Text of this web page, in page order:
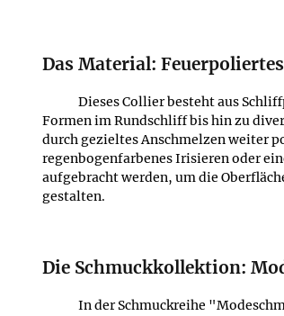
Das Material:
Dieses Collier besteht aus
Formen im Rundschliff bis hin zu
durch gezieltes Anschmelzen weiter
regenbogenfarbenes Irisieren oder
aufgebracht werden, um die
gestalten.
Die Schmuckkollektion:
In der Schmuckreihe